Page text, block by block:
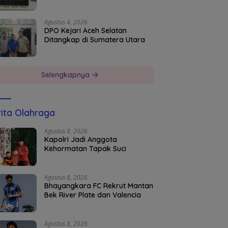
Agustus 4, 2026
DPO Kejari Aceh Selatan
Ditangkap di Sumatera Utara
Selengkapnya
Olahraga
Agustus 8, 2026
Kapolri Jadi Anggota
Kehormatan Tapak Suci
Agustus 8, 2026
Bhayangkara FC Rekrut Mantan
Bek River Plate dan Valencia
Agustus 8, 2026